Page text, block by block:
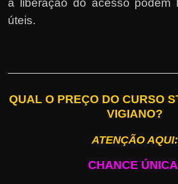
úteis.
QUAL O PREÇO DO CURSO
VIGIANO?
ATENÇÃO AQUI:
CHANCE